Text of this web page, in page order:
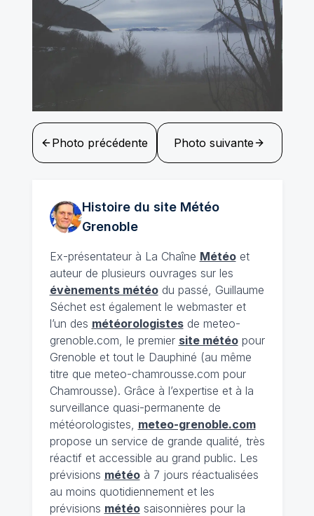
Photo précédente Photo suivante
Histoire du site Météo
Grenoble
Ex-présentateur à La Chaîne Météoet
auteur de plusieurs ouvrages sur les
évènements météodu passé, Guillaume
Séchet est également le webmaster et
l’un des météorologistesde meteo-
grenoble.com, le premier site météopour
Grenoble et tout le Dauphiné (au même
titre que meteo-chamrousse.com pour
Chamrousse). Grâce à l’expertise et à la
surveillance quasi-permanente de
météorologistes, meteo-grenoble.com
propose un service de grande qualité, très
réactif et accessible au grand public. Les
prévisions météoà 7 jours réactualisées
au moins quotidiennement et les
prévisions météosaisonnières pour la